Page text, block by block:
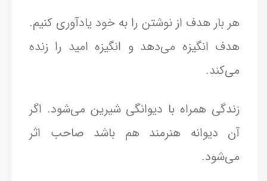
هر بار هدف از نوشتن را به خود یادآوری کنیم.
هدف انگیزه می‌دهد و انگیزه امید را زنده
می‌کند.
زندگی همراه با دیوانگی شیرین می‌شود. اگر
آن دیوانه هنرمند هم باشد صاحب اثر
می‌شود.